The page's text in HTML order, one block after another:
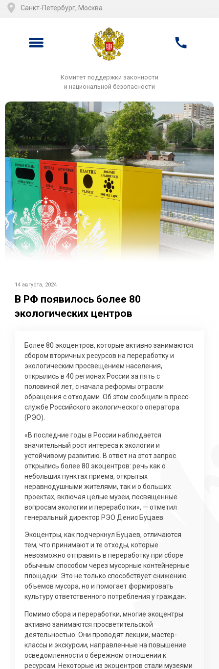
Санкт-Петербург, Москва
Комитет поддержки законности
и национальной безопасности
14 августа, 2024
В РФ появилось более 80
экологических центров
Более 80 экоцентров, которые активно занимаются
сбором вторичных ресурсов на переработку и
экологическим просвещением населения,
открылись в 40 регионах России за пять с
половиной лет, с начала реформы отрасли
обращения с отходами. Об этом сообщили в пресс-
службе Российского экологического оператора
(РЭО).
«В последние годы в России наблюдается
значительный рост интереса к экологии и
устойчивому развитию. В ответ на этот запрос
открылись более 80 экоцентров: речь как о
небольших пунктах приема, открытых
неравнодушными жителями, так и о больших
проектах, включая целые музеи, посвященные
вопросам экологии и переработки», — отметил
генеральный директор РЭО Денис Буцаев.
Экоцентры, как подчеркнул Буцаев, отличаются
тем, что принимают и те отходы, которые
невозможно отправить в переработку при сборе
обычным способом через мусорные контейнерные
площадки. Это не только способствует снижению
объемов мусора, но и помогает формировать
культуру ответственного потребления у граждан.
Помимо сбора и переработки, многие экоцентры
активно занимаются просветительской
деятельностью. Они проводят лекции, мастер-
классы и экскурсии, направленные на повышение
осведомленности о бережном отношении к
ресурсам. Некоторые из экоцентров стали музеями